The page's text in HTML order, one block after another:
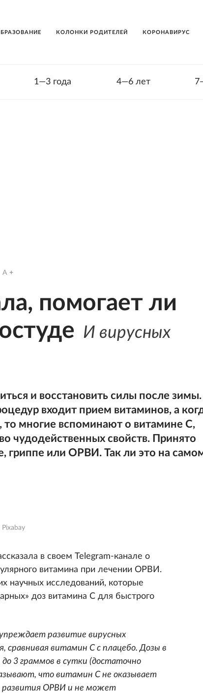
КОЛОНКИ РОДИТЕЛЕЙ КОРОНАВИРУС
1—3 года 4—6 лет
A
помогает ли
И вирусных
и восстановить силы после зимы.
входит прием витаминов, а
многие вспоминают о витамине С,
чудодейственных свойств. Принято
гриппе или ОРВИ. Так ли это на
в своем Telegram-канале о
витамина при лечении ОРВИ.
научных исследований, которые
доз витамина С для быстрого
развитие вирусных
сравнивая витамин С с плацебо. Дозы в
3 граммов в сутки (достаточно
что витамин С не оказывает
развития ОРВИ и не может